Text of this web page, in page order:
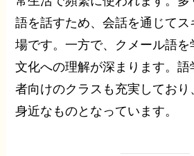
語を話すため、会話を通じて
場です。一方で、クメール語
文化への理解が深まります。
者向けのクラスも充実しており
身近なものとなっています。